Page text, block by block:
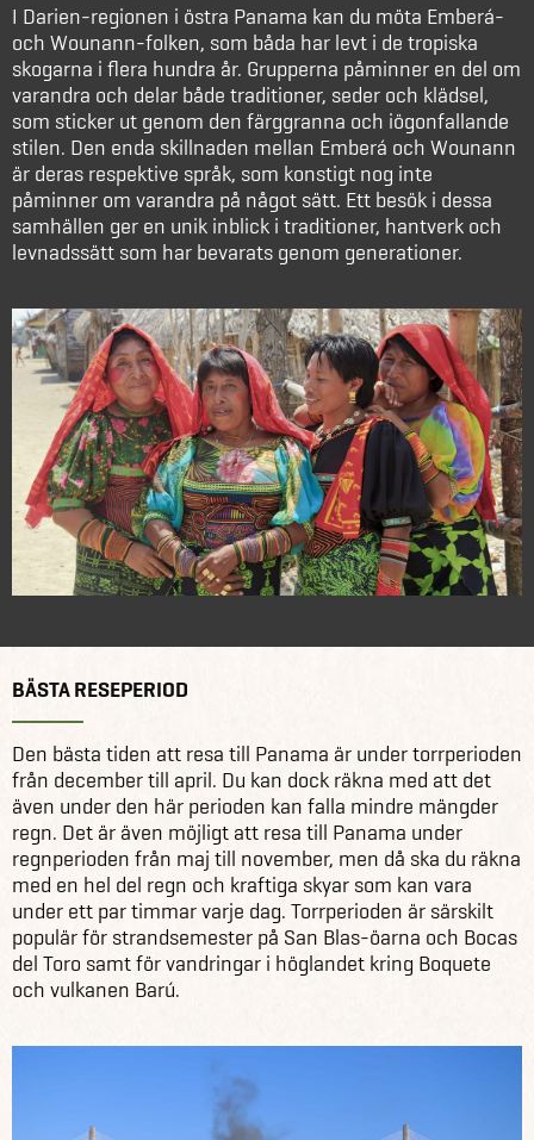
I Darien-regionen i östra Panama kan du möta Emberá-
och Wounann-folken, som båda har levt i de tropiska
skogarna i flera hundra år. Grupperna påminner en del om
varandra och delar både traditioner, seder och klädsel,
som sticker ut genom den färggranna och iögonfallande
stilen. Den enda skillnaden mellan Emberá och Wounann
är deras respektive språk, som konstigt nog inte
påminner om varandra på något sätt. Ett besök i dessa
samhällen ger en unik inblick i traditioner, hantverk och
levnadssätt som har bevarats genom generationer.
BÄSTA RESEPERIOD
Den bästa tiden att resa till Panama är under torrperioden
från december till april. Du kan dock räkna med att det
även under den här perioden kan falla mindre mängder
regn. Det är även möjligt att resa till Panama under
regnperioden från maj till november, men då ska du räkna
med en hel del regn och kraftiga skyar som kan vara
under ett par timmar varje dag. Torrperioden är särskilt
populär för strandsemester på San Blas-öarna och Bocas
del Toro samt för vandringar i höglandet kring Boquete
och vulkanen Barú.